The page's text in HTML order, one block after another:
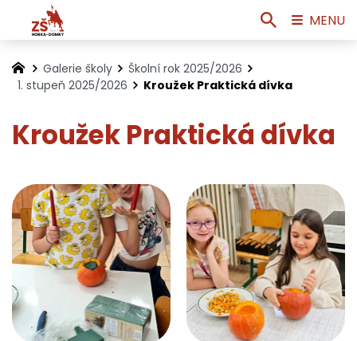
Galerie školy
Školní rok 2025/2026
1. stupeň 2025/2026
Kroužek Praktická dívka
Kroužek Praktická dívka
MENU